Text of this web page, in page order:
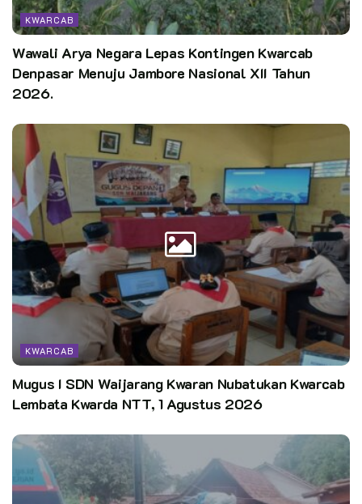
KWARCAB
Wawali Arya Negara Lepas Kontingen Kwarcab
Denpasar Menuju Jambore Nasional XII Tahun
2026.
KWARCAB
Mugus I SDN Waijarang Kwaran Nubatukan Kwarcab
Lembata Kwarda NTT, 1 Agustus 2026